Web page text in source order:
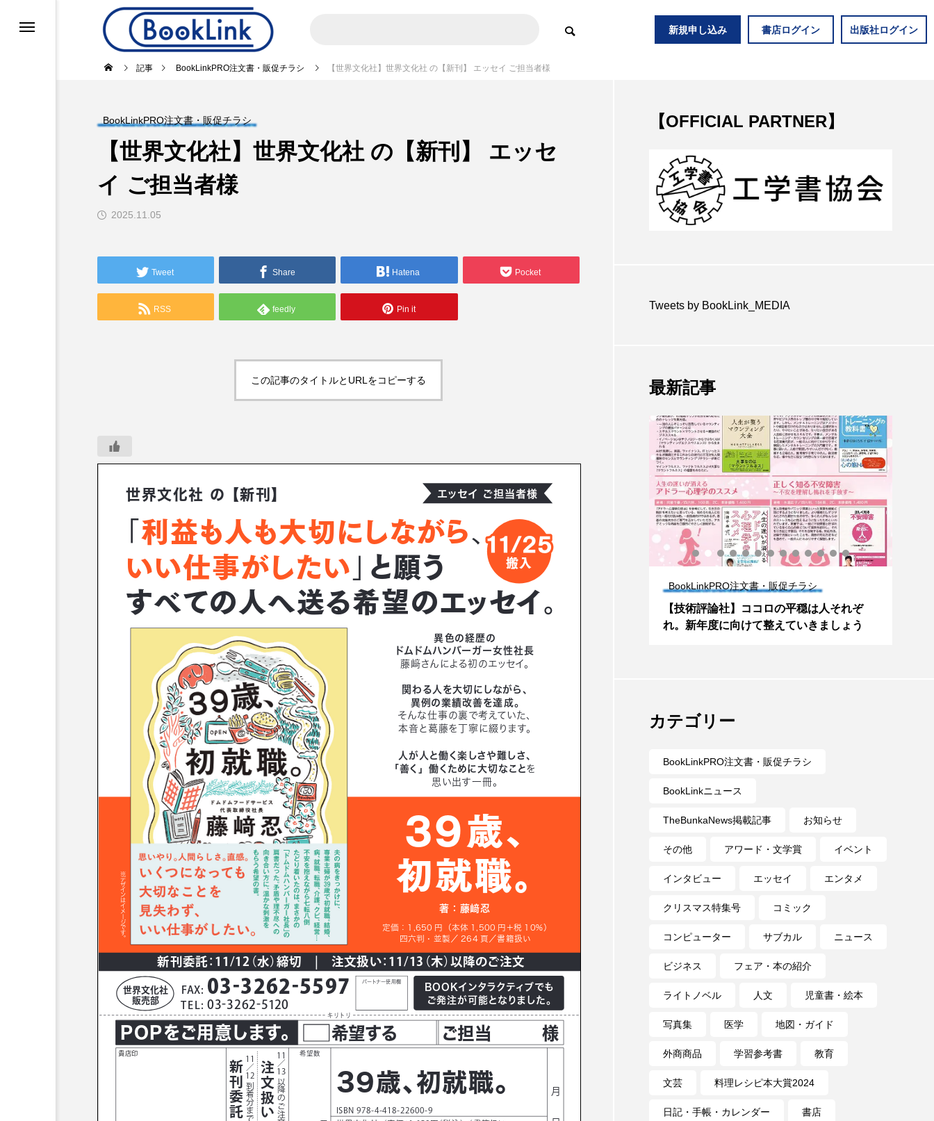
記事 BookLinkPRO注文書・販促チラシ 【世界文化社】世界文化社 の【新刊】 エッセイ ご担当者様
新規申し込み 書店ログイン 出版社ログイン
BookLinkPRO注文書・販促チラシ
【世界文化社】世界文化社 の【新刊】 エッセ
イ ご担当者様
2025.11.05
Tweet Share Hatena Pocket
RSS feedly Pin it
この記事のタイトルとURLをコピーする
【OFFICIAL PARTNER】
Tweets by BookLink_MEDIA
最新記事
【文化通信社セミナー】2025年度 出版業
界の動向と今後の展望
BookLinkPRO注文書・販促チラシ
【東京書籍】3月22日(日)読売新聞読書欄掲
教授）見開きページ付きで紹介！
BookLinkPRO注文書・販促チラシ
【技術評論社】ココロの平穏は人それぞ
れ。新年度に向けて整えていきましょう
カテゴリー
BookLinkPRO注文書・販促チラシ
BookLinkニュース
TheBunkaNews掲載記事 お知らせ
その他 アワード・文学賞 イベント
インタビュー エッセイ エンタメ
クリスマス特集号 コミック
コンピューター サブカル ニュース
ビジネス フェア・本の紹介
ライトノベル 人文 児童書・絵本
写真集 医学 地図・ガイド
外商商品 学習参考書 教育
文芸 料理レシピ本大賞2024
日記・手帳・カレンダー 書店